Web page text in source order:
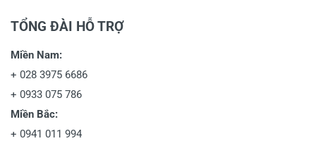
TỔNG ĐÀI HỖ TRỢ
Miền Nam:
+ 028 3975 6686
+ 0933 075 786
Miền Bắc:
+ 0941 011 994